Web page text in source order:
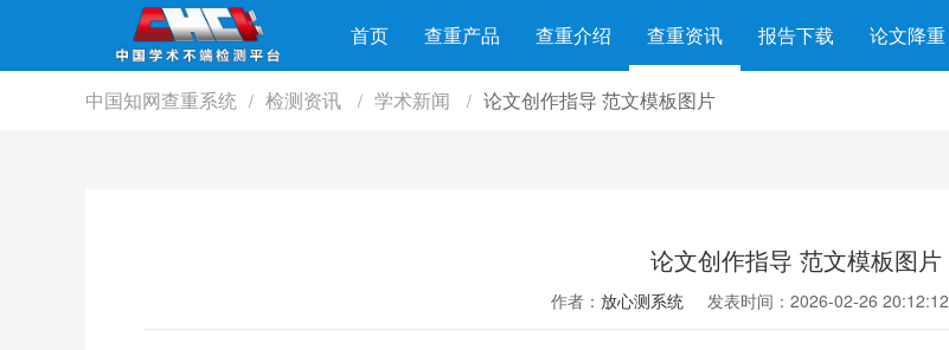
首页 查重产品 查重介绍 查重资讯 报告下载 论文降重
中国知网查重系统 / 检测资讯 / 学术新闻 / 论文创作指导 范文模板图片
论文创作指导 范文模板图片
作者： 放心测系统 发表时间：2026-02-26 20:12:12